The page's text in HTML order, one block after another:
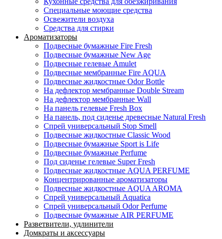
Специальные моющие средства
Освежители воздуха
Средства для стирки
Ароматизаторы
Подвесные бумажные Fire Fresh
Подвесные бумажные New Age
Подвесные гелевые Amulet
Подвесные мембранные Fire AQUA
Подвесные жидкостные Odor Bottle
На дефлектор мембранные Double Stream
На дефлектор мембранные Wall
На панель гелевые Fresh Box
На панель, под сиденье древесные Natural Fresh
Спрей универсальный Stop Smell
Подвесные жидкостные Classic Wood
Подвесные бумажные Sport is Life
Подвесные бумажные Perfume
Под сиденье гелевые Super Fresh
Подвесные жидкостные AQUA PERFUME
Концентрированные ароматизаторы
Подвесные жидкостные AQUA AROMA
Спрей универсальный Aquatica
Спрей универсальный Odor Perfume
Подвесные бумажные AIR PERFUME
Разветвители, удлинители
Домкраты и аксессуары